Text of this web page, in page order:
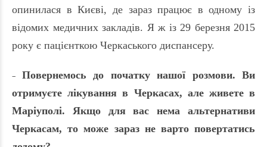
опинилася в Києві, де зараз працює водному із
відомих медичних закладів. Я ж із 29 березня 2015
року є пацієнткою Черкаського диспансеру.
– Повернемось до початку нашої розмови. Ви
отримуєте лікування в Черкасах, але живете в
Маріуполі. Якщо для вас нема альтернативи
Черкасам, то може зараз не варто повертатись